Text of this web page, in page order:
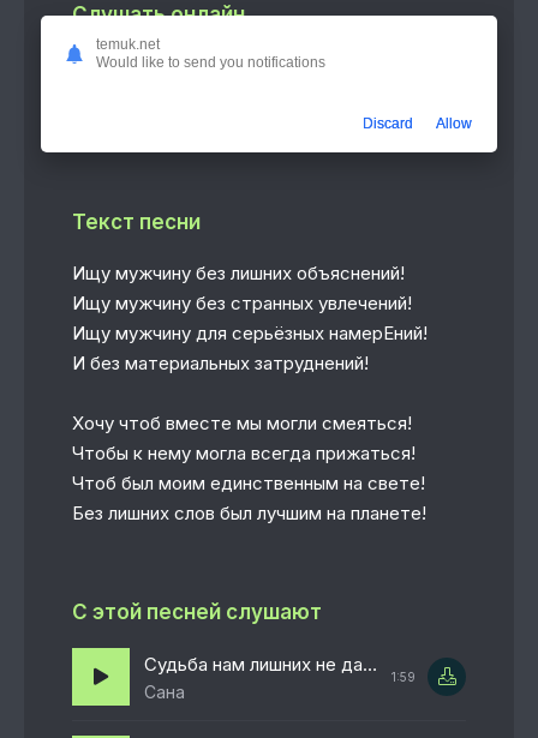
Слушать онлайн
Анкета
Текст песни
Ищу мужчину без лишних объяснений!
Ищу мужчину без странных увлечений!
Ищу мужчину для серьёзных намерЕний!
И без материальных затруднений!
Хочу чтоб вместе мы могли смеяться!
Чтобы к нему могла всегда прижаться!
Чтоб был моим единственным на свете!
Без лишних слов был лучшим на планете!
С этой песней слушают
Судьба нам лишних не дает
Сана
1:59
temuk.net
Would like to send you notifications
Discard Allow